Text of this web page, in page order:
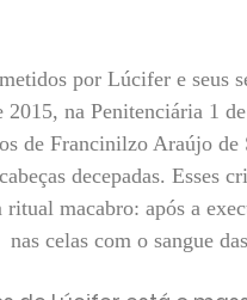
por Lúcifer e seus
na Penitenciária 1
de Francinilzo Araújo
decepadas. Esses
macabro: após a
nas celas com o sangue